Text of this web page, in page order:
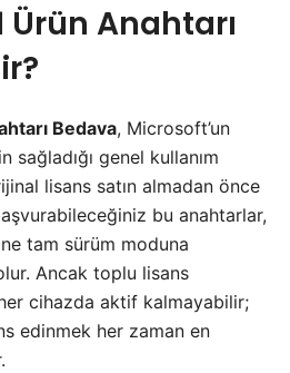
Ürün Anahtarı
Bedava, Microsoft’un
sağladığı genel kullanım
lisans satın almadan önce
bu anahtarlar,
tam sürüm moduna
Ancak toplu lisans
cihazda aktif kalmayabilir;
edinmek her zaman en